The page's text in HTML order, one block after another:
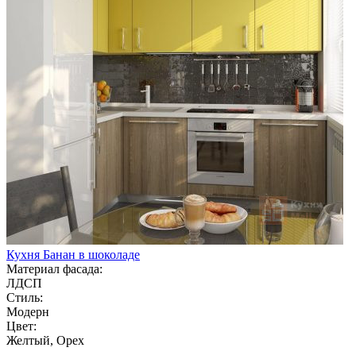
Кухня Банан в шоколаде
Материал фасада:
ЛДСП
Стиль:
Модерн
Цвет:
Желтый, Орех